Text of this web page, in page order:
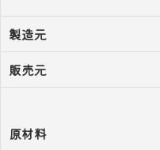
製造元
販売元
原材料